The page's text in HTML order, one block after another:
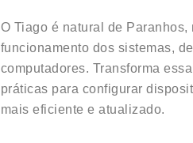
O Tiago é natural de
funcionamento dos sistemas,
computadores. Transforma
práticas para configurar
mais eficiente e atualizado.